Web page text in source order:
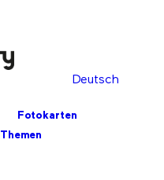
Deutsch
Fotokarten
Themen